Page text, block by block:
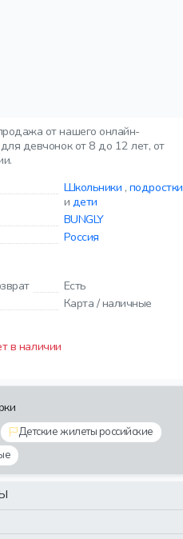
от нашего онлайн-
девчонок от 8 до 12 лет, от
Школьники , подростки
и дети
BUNGLY
Россия
Есть
Карта / наличные
в наличии
Детские жилеты российские